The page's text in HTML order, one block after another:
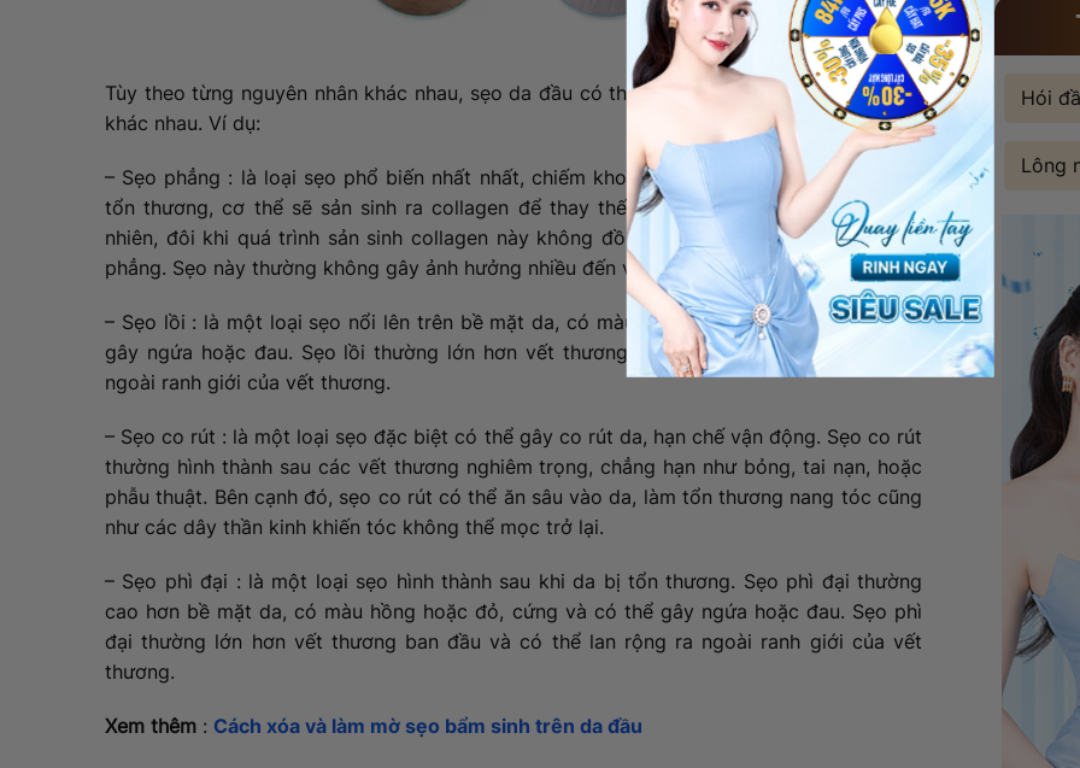
Tùy theo từng nguyên nhân khác nhau, sẹo da đầu có thể có nhiều hình dạng và kích cỡ
khác nhau. Ví dụ:
– Sẹo phẳng : là loại sẹo phổ biến nhất nhất, chiếm khoảng 90% các loại sẹo. Khi da bị
tổn thương, cơ thể sẽ sản sinh ra collagen để thay thế cho mô da bị tổn thương. Tuy
nhiên, đôi khi quá trình sản sinh collagen này không đồng đều, dẫn đến hình thành sẹo
phẳng. Sẹo này thường không gây ảnh hưởng nhiều đến vẻ ngoài của da.
– Sẹo lồi : là một loại sẹo nổi lên trên bề mặt da, có màu hồng hoặc đỏ, cứng và có thể
gây ngứa hoặc đau. Sẹo lồi thường lớn hơn vết thương ban đầu và có thể lan rộng ra
ngoài ranh giới của vết thương.
– Sẹo co rút : là một loại sẹo đặc biệt có thể gây co rút da, hạn chế vận động. Sẹo co rút
thường hình thành sau các vết thương nghiêm trọng, chẳng hạn như bỏng, tai nạn, hoặc
phẫu thuật. Bên cạnh đó, sẹo co rút có thể ăn sâu vào da, làm tổn thương nang tóc cũng
như các dây thần kinh khiến tóc không thể mọc trở lại.
– Sẹo phì đại : là một loại sẹo hình thành sau khi da bị tổn thương. Sẹo phì đại thường
cao hơn bề mặt da, có màu hồng hoặc đỏ, cứng và có thể gây ngứa hoặc đau. Sẹo phì
đại thường lớn hơn vết thương ban đầu và có thể lan rộng ra ngoài ranh giới của vết
thương.
Xem thêm : Cách xóa và làm mờ sẹo bẩm sinh trên da đầu
Hói
Lông